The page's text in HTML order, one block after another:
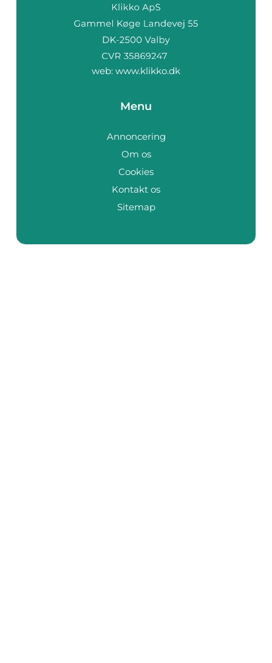
web: www.klikko.dk
Menu
Annoncering
Om os
Cookies
Kontakt os
Sitemap